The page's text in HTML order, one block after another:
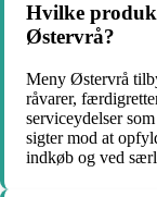
Hvilke
Østervrå?
Meny Østervrå
råvarer,
serviceydelser
sigter mod at
indkøb og ved